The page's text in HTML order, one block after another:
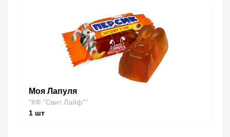
Моя Лапуля
"КФ "Свит Лайф""
1 шт